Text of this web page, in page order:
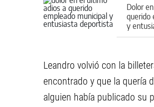
Dolor
querido
y
Leandro volvió con la
encontrado y que la quería
alguien había publicado su